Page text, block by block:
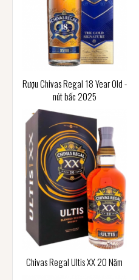
Rượu Chivas Regal 18 Year Old -
nút bấc 2025
Chivas Regal Ultis XX 20 Năm